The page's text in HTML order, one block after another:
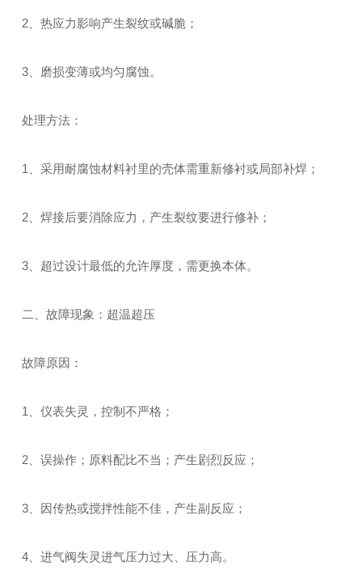
2、热应力影响产生裂纹或碱脆；
3、磨损变薄或均匀腐蚀。
处理方法：
1、采用耐腐蚀材料衬里的壳体需重新修衬或局部补焊；
2、焊接后要消除应力，产生裂纹要进行修补；
3、超过设计最低的允许厚度，需更换本体。
二、故障现象：超温超压
故障原因：
1、仪表失灵，控制不严格；
2、误操作；原料配比不当；产生剧烈反应；
3、因传热或搅拌性能不佳，产生副反应；
4、进气阀失灵进气压力过大、压力高。